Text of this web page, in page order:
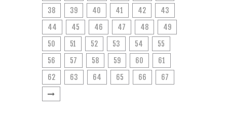
38
39 40 41 42
43
44
45 46 47 48
49
50
51 52 53 54
55
56
57 58 59 60
61
62
63 64 65 66 67